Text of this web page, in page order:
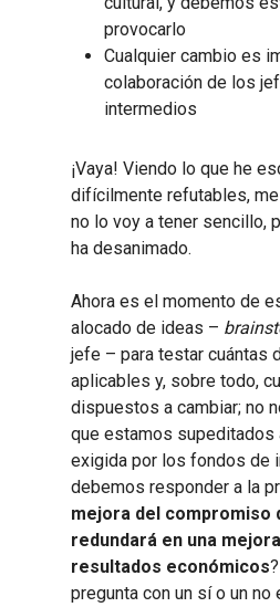
provocarlo
Cualquier cambio es
colaboración de los
intermedios
¡Vaya! Viendo lo que he
difícilmente refutables,
no lo voy a tener sencillo,
ha desanimado.
Ahora es el momento de
alocado de ideas –
jefe – para testar cuántas
aplicables y, sobre todo,
dispuestos a cambiar; no
que estamos supeditados
exigida por los fondos de
debemos responder a la
mejora del compromiso
redundará en una
resultados económicos
pregunta con un sí o un